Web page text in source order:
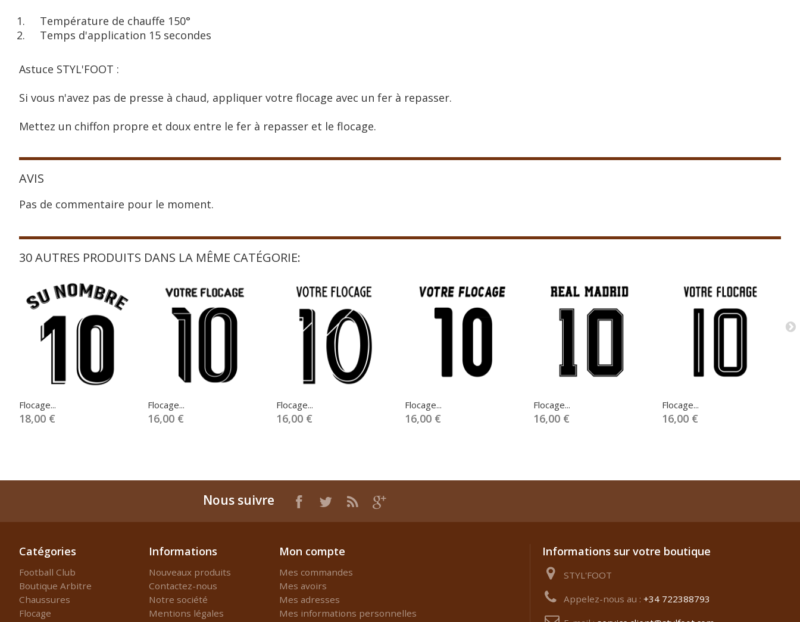
Température de chauffe 150°
Temps d'application 15 secondes
Astuce STYL'FOOT :
Si vous n'avez pas de presse à chaud, appliquer votre flocage avec un fer à repasser.
Mettez un chiffon propre et doux entre le fer à repasser et le flocage.
AVIS
Pas de commentaire pour le moment.
30 AUTRES PRODUITS DANS LA MÊME CATÉGORIE:
Flocage...
18,00 €
Flocage...
16,00 €
Flocage...
16,00 €
Flocage...
16,00 €
Flocage...
16,00 €
Flocage...
16,00 €
Nous suivre
Catégories
Football Club
Boutique Arbitre
Chaussures
Flocage
Informations
Nouveaux produits
Contactez-nous
Notre société
Mentions légales
Mon compte
Mes commandes
Mes avoirs
Mes adresses
Mes informations personnelles
Informations sur votre boutique
STYL'FOOT
Appelez-nous au :+34 722388793